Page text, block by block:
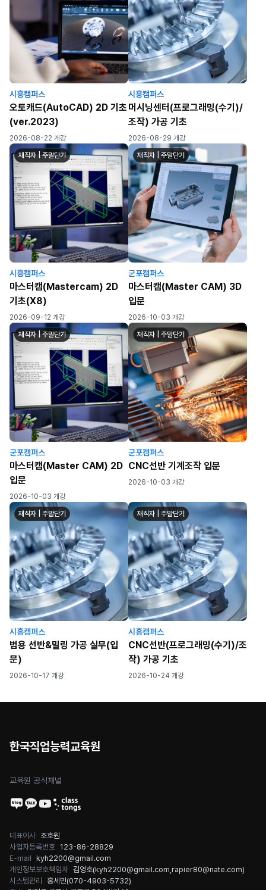
시흥캠퍼스
오토캐드(AutoCAD) 2D 기초
(ver.2023)
2026-08-22 개강
시흥캠퍼스
머시닝센터(프로그래밍(수기)/
조작) 가공 기초
2026-08-29 개강
재직자 | 주말단기
시흥캠퍼스
마스터캠(Mastercam) 2D
기초(X8)
2026-09-12 개강
재직자 | 주말단기
군포캠퍼스
마스터캠(Master CAM) 3D
입문
2026-10-03 개강
재직자 | 주말단기
군포캠퍼스
마스터캠(Master CAM) 2D
입문
2026-10-03 개강
재직자 | 주말단기
군포캠퍼스
CNC선반 기계조작 입문
2026-10-03 개강
재직자 | 주말단기
시흥캠퍼스
범용 선반&밀링 가공 실무(입
문)
2026-10-17 개강
재직자 | 주말단기
시흥캠퍼스
CNC선반(프로그래밍(수기)/조
작) 가공 기초
2026-10-24 개강
한국직업능력교육원
교육원 공식채널
대표이사 조호원
사업자등록번호 123-86-28829
E-mail kyh2200@gmail.com
개인정보보호책임자 김영호(kyh2200@gmail.com rapier80@nate.com)
시스템관리
홍세민(070-4903-5732)